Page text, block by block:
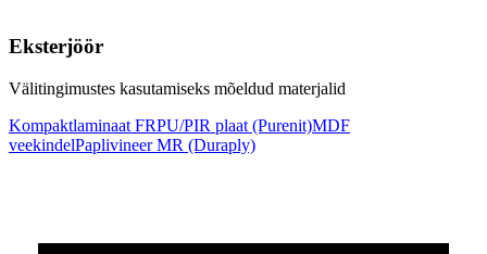
Eksterjöör
Välitingimustes kasutamiseks mõeldud materjalid
Kompaktlaminaat FRPU/PIR plaat (Purenit)MDF
veekindelPaplivineer MR (Duraply)